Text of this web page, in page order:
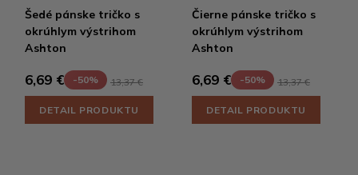
Šedé pánske tričko s
okrúhlym výstrihom
Ashton
6,69 € -50% 13,37 €
DETAIL PRODUKTU
Čierne pánske tričko s
okrúhlym výstrihom
Ashton
6,69 € -50% 13,37 €
DETAIL PRODUKTU